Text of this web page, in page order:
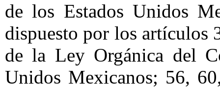
de los Estados Unidos
dispuesto por los artículos
de la Ley Orgánica del
Unidos Mexicanos; 56,